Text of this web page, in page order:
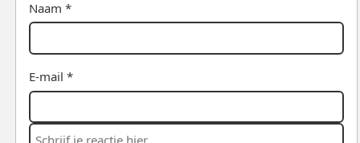
Naam *
E-mail *